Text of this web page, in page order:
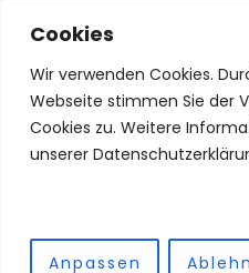
Cookies
Wir verwenden Cookies.
Webseite stimmen Sie der
Cookies zu. Weitere
unserer
Anpassen